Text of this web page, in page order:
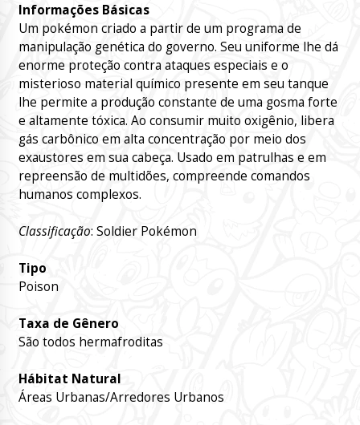
Informações Básicas
Um pokémon criado a partir de um programa de
manipulação genética do governo. Seu uniforme lhe dá
enorme proteção contra ataques especiais e o
misterioso material químico presente em seu tanque
lhe permite a produção constante de uma gosma forte
e altamente tóxica. Ao consumir muito oxigênio, libera
gás carbônico em alta concentração por meio dos
exaustores em sua cabeça. Usado em patrulhas e em
repreensão de multidões, compreende comandos
humanos complexos.
Classificação: Soldier Pokémon
Tipo
Poison
Taxa de Gênero
São todos hermafroditas
Hábitat Natural
Áreas Urbanas/Arredores Urbanos